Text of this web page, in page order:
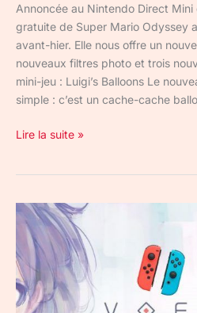
Annoncée au Nintendo Direct Mini
gratuite de Super Mario Odyssey
avant-hier. Elle nous offre un
nouveaux filtres photo et trois
mini-jeu : Luigi’s Balloons Le
simple : c’est un cache-cache
Lire la suite »
Voez
peut
maintenant
se
jouer
avec